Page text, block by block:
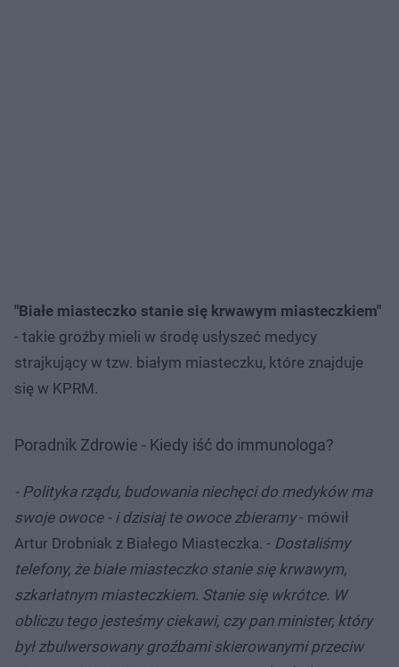
"Białe miasteczko stanie się krwawym miasteczkiem"
- takie groźby mieli w środę usłyszeć medycy
strajkujący w tzw. białym miasteczku, które znajduje
się w KPRM.
Poradnik Zdrowie - Kiedy iść do immunologa?
- Polityka rządu, budowania niechęci do medyków ma
swoje owoce - i dzisiaj te owoce zbieramy- mówił
Artur Drobniak z Białego Miasteczka. - Dostaliśmy
telefony, że białe miasteczko stanie się krwawym,
szkarłatnym miasteczkiem. Stanie się wkrótce. W
obliczu tego jesteśmy ciekawi, czy pan minister, który
był zbulwersowany groźbami skierowanymi przeciw